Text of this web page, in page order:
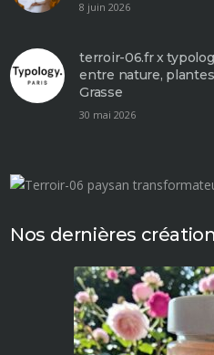
8 juin 2026
terroir-06.fr⁠ x
entre nature,
Grasse
30 mai 2026
Nos dernières